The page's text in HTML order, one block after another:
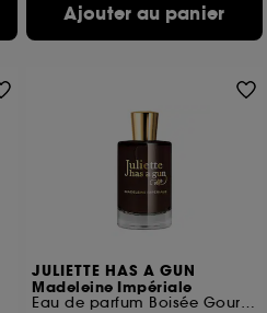
Ajouter au panier
JULIETTE HAS A GUN
Madeleine Impériale
Eau de parfum Boisée Gourmande